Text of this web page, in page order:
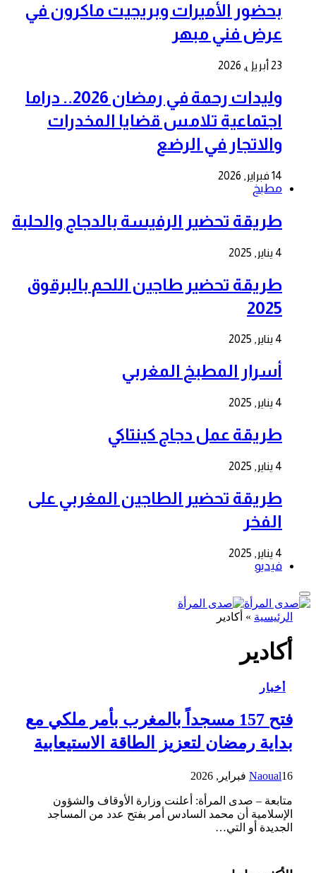
بحضور الأميرات وبريجيت ماكرون في
عرض فني مبهر
23 أبريل, 2026
وليدات رحمة في رمضان 2026.. دراما
اجتماعية تلامس قضايا المخدرات
والاتجار في الرضع
14 فبراير, 2026
مطبخ
طريقة تحضير الرفيسة بالدجاج والحلبة
4 يناير, 2025
طريقة تحضير طاجين اللحم بالبرقوق
2025
4 يناير, 2025
أسرار المطبخ المغربي
4 يناير, 2025
طريقة عمل دجاج كينتاكي
4 يناير, 2025
طريقة تحضير الطاجين المغربي على
الفخر
4 يناير, 2025
فيديو
الرئيسية » أكادير
أكادير
أخبار
فتح 157 مسجداً بالمغرب بأمر ملكي مع
بداية رمضان لتعزيز الطاقة الاستيعابية
Naoual16 فبراير, 2026
متابعة – صدى المرأة: أعلنت وزارة الأوقاف والشؤون
الإسلامية أن محمد السادس أمر بفتح عدد من المساجد
الجديدة أو التي…